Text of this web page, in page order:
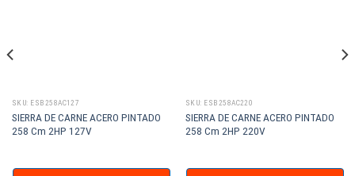
SKU: ESB258AC127
SIERRA DE CARNE ACERO PINTADO
258 Cm 2HP 127V
SKU: ESB258AC220
SIERRA DE CARNE ACERO PINTADO
258 Cm 2HP 220V